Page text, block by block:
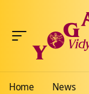
Home News